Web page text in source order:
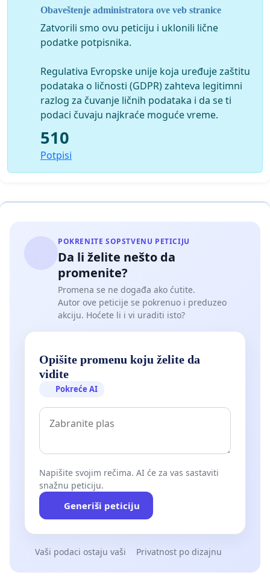
Obaveštenje administratora ove veb stranice
Zatvorili smo ovu peticiju i uklonili lične
podatke potpisnika.
Regulativa Evropske unije koja uređuje zaštitu
podataka o ličnosti (GDPR) zahteva legitimni
razlog za čuvanje ličnih podataka i da se ti
podaci čuvaju najkraće moguće vreme.
510
Potpisi
POKRENITE SOPSTVENU PETICIJU
Da li želite nešto da
promenite?
Promena se ne događa ako ćutite.
Autor ove peticije se pokrenuo i preduzeo
akciju. Hoćete li i vi uraditi isto?
Opišite promenu koju želite da
vidite
Pokreće AI
Napišite svojim rečima. AI će za vas sastaviti
snažnu peticiju.
Generiši peticiju
Vaši podaci ostaju vaši Privatnost po dizajnu